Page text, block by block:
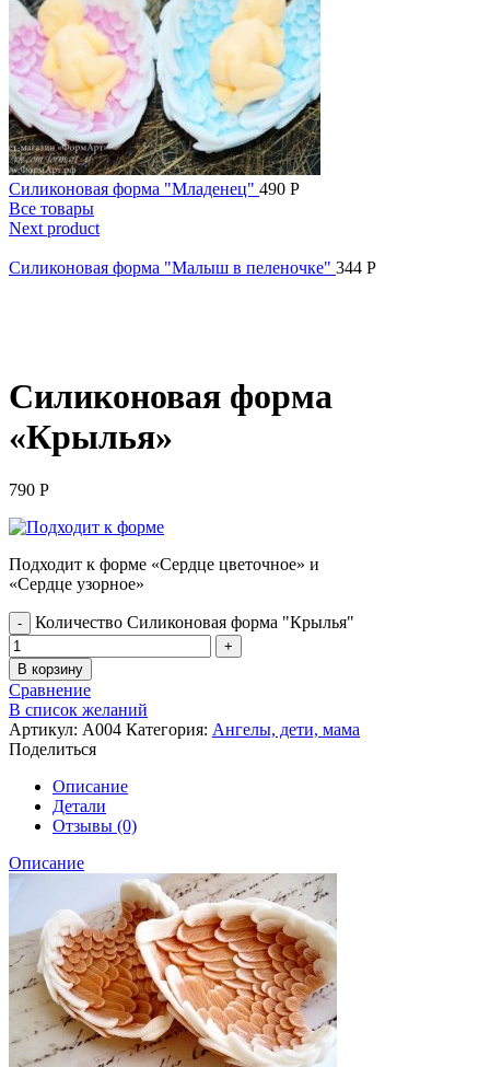
Силиконовая форма "Младенец" 490 Р
Все товары
Next product
Силиконовая форма "Малыш в пеленочке" 344 Р
Силиконовая форма
«Крылья»
790 Р
Подходит к форме «Сердце цветочное» и
«Сердце узорное»
Количество Силиконовая форма "Крылья"
В корзину
Сравнение
В список желаний
Артикул: А004 Категория: Ангелы, дети, мама
Поделиться
Описание
Детали
Отзывы (0)
Описание